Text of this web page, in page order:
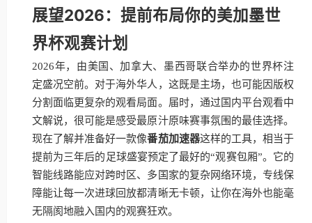
展望2026：提前布局你的美加墨世
界杯观赛计划
2026年，由美国、加拿大、墨西哥联合举办的世界杯注
定盛况空前。对于海外华人，这既是主场，也可能因版权
分割面临更复杂的观看局面。届时，通过国内平台观看中
文解说，很可能是感受最原汁原味赛事氛围的最佳选择。
现在了解并准备好一款像番茄加速器这样的工具，相当于
提前为三年后的足球盛宴预定了最好的“观赛包厢”。它的
智能线路能应对跨时区、多国家的复杂网络环境，专线保
障能让每一次进球回放都清晰无卡顿，让你在海外也能毫
无隔阂地融入国内的观赛狂欢。